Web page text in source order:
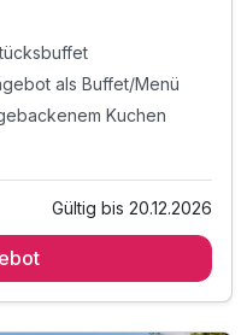
als Buffet/Menü
Kuchen
Gültig bis 20.12.2026